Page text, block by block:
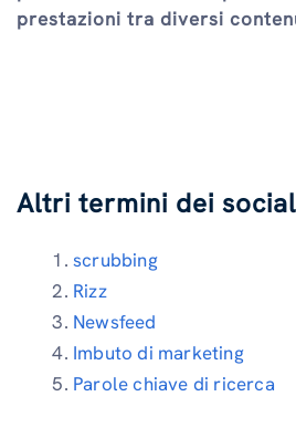
prestazioni tra diversi
Altri termini dei
scrubbing
Rizz
Newsfeed
Imbuto di marketing
Parole chiave di ricerca